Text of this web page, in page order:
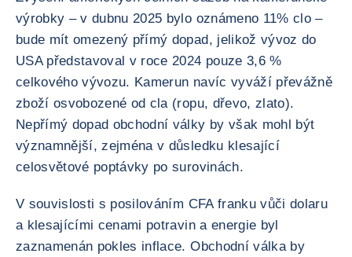
výrobky – v dubnu 2025 bylo oznámeno 11% clo –
bude mít omezený přímý dopad, jelikož vývoz do
USA představoval v roce 2024 pouze 3,6 %
celkového vývozu. Kamerun navíc vyváží převážně
zboží osvobozené od cla (ropu, dřevo, zlato).
Nepřímý dopad obchodní války by však mohl být
významnější, zejména v důsledku klesající
celosvětové poptávky po surovinách.
V souvislosti s posilováním CFA franku vůči dolaru
a klesajícími cenami potravin a energie byl
zaznamenán pokles inflace. Obchodní válka by